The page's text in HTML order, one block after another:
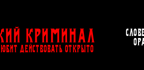
Криминал
ДЕЙСТВОВАТЬ ОТКРЫТО